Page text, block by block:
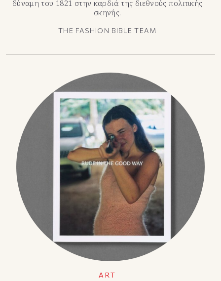
δύναμη του 1821 στην καρδιά της διεθνούς πολιτικής
σκηνής.
THE FASHION BIBLE TEAM
ART